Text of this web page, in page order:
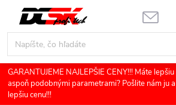
obsah
GARANTUJEME NAJLEPŠIE CENY!!! Máte
aspoň podobnými parametrami? Pošlite nám ju
lepšiu cenu!!!